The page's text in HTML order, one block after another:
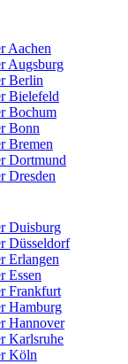
Aachen
Augsburg
Berlin
Bielefeld
Bochum
Bonn
Bremen
Dortmund
Dresden
Duisburg
Düsseldorf
Erlangen
Essen
Frankfurt
Hamburg
Hannover
Karlsruhe
Köln